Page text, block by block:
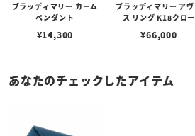
ブラッディマリー カーム
ペンダント
¥14,300
ブラッディマリー アヴ
ス リング K18クロー
¥66,000
あなたのチェックしたアイテム